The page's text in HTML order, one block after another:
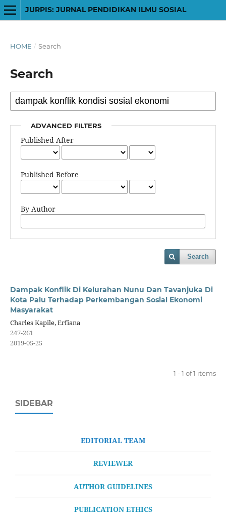
JURPIS: JURNAL PENDIDIKAN ILMU SOSIAL
HOME / Search
Search
ADVANCED FILTERS
Published After
Published Before
By Author
Search
Dampak Konflik Di Kelurahan Nunu Dan Tavanjuka Di
Kota Palu Terhadap Perkembangan Sosial Ekonomi
Masyarakat
Charles Kapile, Erfiana
247-261
2019-05-25
1 - 1 of 1 items
SIDEBAR
EDITORIAL TEAM
REVIEWER
AUTHOR GUIDELINES
PUBLICATION ETHICS